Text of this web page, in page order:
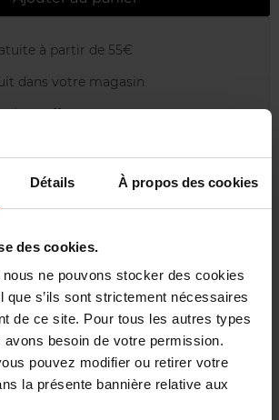
Détails À propos des cookies
des cookies.
nous ne pouvons stocker des cookies
que s’ils sont strictement nécessaires
de ce site. Pour tous les autres types
besoin de votre permission.
pouvez modifier ou retirer votre
la présente bannière relative aux
à partir de 55€
dans votre magasin
offert